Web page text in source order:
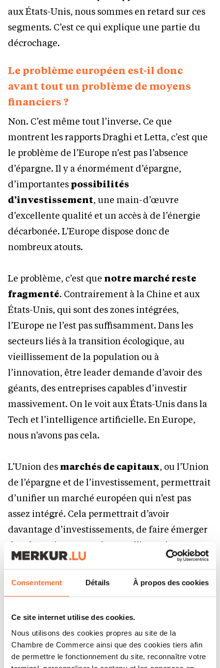
Consentement Détails À propos des cookies
Ce site internet utilise des cookies.
Nous utilisons des cookies propres au site de la
Chambre de Commerce ainsi que des cookies tiers afin
de permettre le fonctionnement du site, reconnaître votre
aux États-Unis, nous sommes en retard sur ces
segments. C’est ce qui explique une partie du
décrochage.
Le problème européen est-il donc
avant tout un problème de moyens
financiers ?
Non. C’est même tout l’inverse. Ce que
montrent les rapports Draghi et Letta, c’est que
le problème de l’Europe n’est pas l’absence
d’épargne. Il y a énormément d’épargne,
d’importantes possibilités
d’investissement, une main-d’œuvre
d’excellente qualité et un accès à de l’énergie
décarbonée. L’Europe dispose donc de
nombreux atouts.
Le problème, c’est que notre marché reste
fragmenté. Contrairement à la Chine et aux
États-Unis, qui sont des zones intégrées,
l’Europe ne l’est pas suffisamment. Dans les
secteurs liés à la transition écologique, au
vieillissement de la population ou à
l’innovation, être leader demande d’avoir des
géants, des entreprises capables d’investir
massivement. On le voit aux États-Unis dans la
Tech et l’intelligence artificielle. En Europe,
nous n’avons pas cela.
L’Union des marchés de capitaux, ou l’Union
de l’épargne et de l’investissement, permettrait
d’unifier un marché européen qui n’est pas
assez intégré. Cela permettrait d’avoir
davantage d’investissements, de faire émerger
des champions européens et d’investir
davantage sur ces segments comme le font nos
partenaires chinois et américains.
absolument préserver ou reconquérir
une forme de souveraineté ?
On ne peut pas être souverain partout. Mais